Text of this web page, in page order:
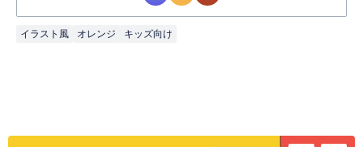
イラスト風 オレンジ キッズ向け